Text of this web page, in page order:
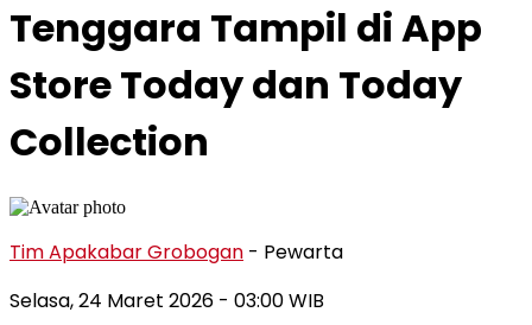
Tenggara Tampil di App
Store Today dan Today
Collection
Tim Apakabar Grobogan - Pewarta
Selasa, 24 Maret 2026 - 03:00 WIB